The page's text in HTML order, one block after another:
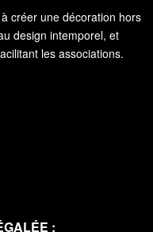
créer une décoration hors
design intemporel, et
les associations.
: